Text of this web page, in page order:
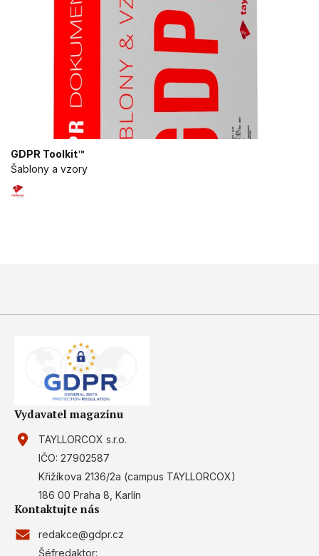
GDPR Toolkit™
Šablony a vzory
Vydavatel magazínu
TAYLLORCOX s.r.o.
IČO: 27902587
Křižíkova 2136/2a (campus TAYLLORCOX)
186 00 Praha 8, Karlín
Kontaktujte nás
redakce@gdpr.cz
Šéfredaktor: